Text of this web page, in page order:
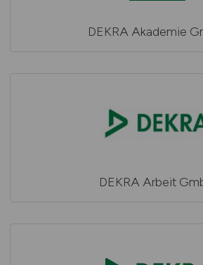
DEKRA Akademie
DEKRA Arbeit